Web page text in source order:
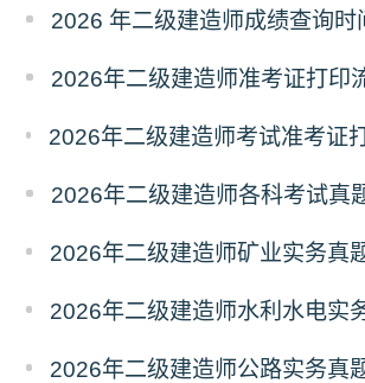
2026 年二级建造师成绩查询时
2026年二级建造师各科考试真